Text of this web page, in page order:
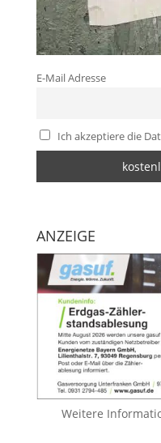
E-Mail Adresse
Ich akzeptiere die
ANZEIGE
Weitere